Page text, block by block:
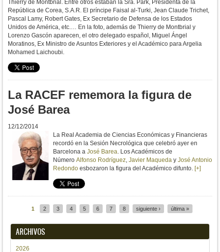
Thierry de Montbrial. Entre otros estaban la Sra. Park, Presidenta de la
República de Corea, S.A.R. El príncipe Faisal al-Turki, Jean Claude Trichet,
Pascal Lamy, Robert Gates, Ex Secretario de Defensa de los Estados
Unidos de América, etc.… En la foto, además de Thierry de Montbrial y
Lorenzo Gascón aparecen, el otro delegado español, Miguel Ángel
Moratinos, Ex Ministro de Asuntos Exteriores y el Académico para Argelia
Mohamed Laichoubi.
La RACEF rememora la figura de
José Barea
12/12/2014
La Real Academia de Ciencias Económicas y Financieras
recordó en la Sesión Necrológica que celebró ayer en
Barcelona a José Barea. Los Académicos de
Número Alfonso Rodríguez, Javier Maqueda y José Antonio
Redondo esbozaron la figura del Académico difunto. [+]
1 2 3 4 5 6 7 8 siguiente › última »
ARCHIVOS
2026